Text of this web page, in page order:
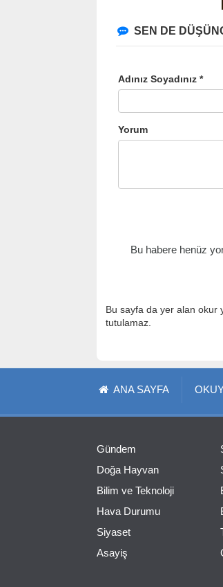
SEN DE
Adınız Soyadınız *
Yorum
Bu habere henüz
Bu sayfa da yer alan okur
tutulamaz.
ANA SAYFA
Gündem
Doğa Hayvan
Bilim ve Teknoloji
Hava Durumu
Siyaset
Asayiş